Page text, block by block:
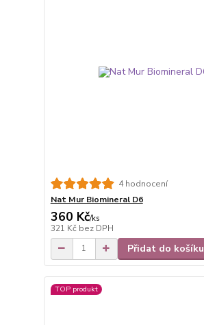
4 hodnocení
Nat Mur Biomineral D6
360 Kč/ks
321 Kč bez DPH
Přidat do košíku
TOP produkt